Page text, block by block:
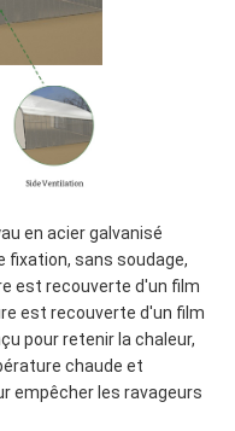
en acier galvanisé
fixation, sans soudage,
est recouverte d'un film
est recouverte d'un film
pour retenir la chaleur,
chaude et
empêcher les ravageurs